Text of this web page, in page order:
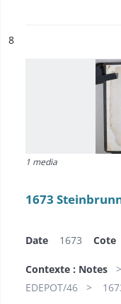
n°
8
1 media
1673
Date 1673 Cote
Contexte : Notes
EDEPOT/46